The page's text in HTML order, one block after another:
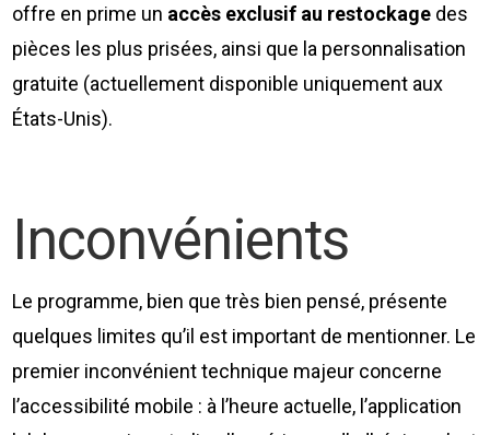
offre en prime un accès exclusif au restockage des
pièces les plus prisées, ainsi que la personnalisation
gratuite (actuellement disponible uniquement aux
États-Unis).
Inconvénients
Le programme, bien que très bien pensé, présente
quelques limites qu’il est important de mentionner. Le
premier inconvénient technique majeur concerne
l’accessibilité mobile : à l’heure actuelle, l’application